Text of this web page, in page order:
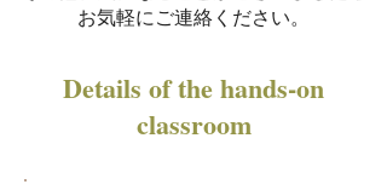
お気軽にご連絡ください。
Details of the hands-on
classroom